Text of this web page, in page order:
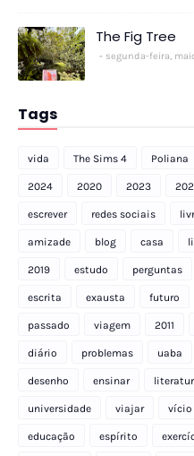
The Fig Tree
segunda-feira,
Tags
vida The Sims 4 Poliana
2024 2020 2023
escrever redes sociais
amizade blog casa
2019 estudo perguntas
escrita exausta futuro
passado viagem 2011
diário problemas uaba
desenho ensinar
universidade viajar vício
educação espírito